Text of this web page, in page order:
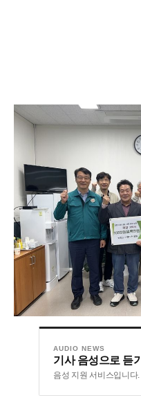
AUDIO NEWS
기사 음성으로 듣기
음성 지원 서비스입니다.